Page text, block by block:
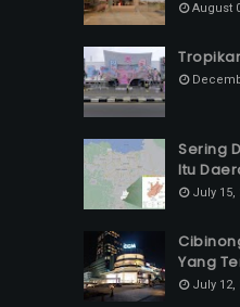
August
Sering
Itu
July 15,
Yang
July 12,